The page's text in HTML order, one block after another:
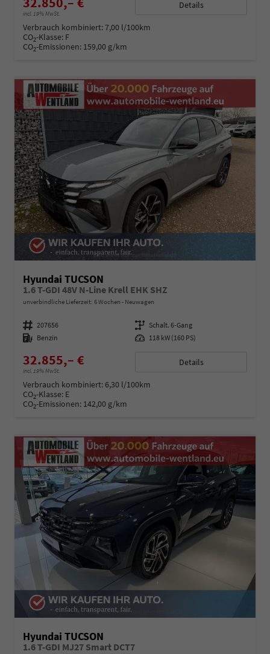
incl. 19% MwSt.
Details
Verbrauch kombiniert:7,00 l/100km
CO2-Klasse: F
CO2-Emissionen: 159,00 g/km
Hyundai TUCSON
1.6 T-GDI 48V N-Line Krell EHK SHZ
unverbindliche Lieferzeit: 6 Wochen Neuwagen
Fahrzeugnummer 207656 Getriebe Schalt. 6-Gang
Kraftstoff Benzin Leistung 118 kW (160 PS)
32.855,– €
incl. 19% MwSt.
Details
Verbrauch kombiniert:6,30 l/100km
CO2-Klasse: E
CO2-Emissionen: 142,00 g/km
Hyundai TUCSON
1.6 T-GDI MJ27 Smart DCT7